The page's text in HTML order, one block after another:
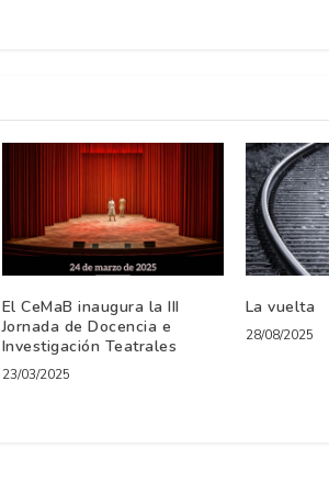
El CeMaB inaugura la III
Jornada de Docencia e
Investigación Teatrales
23/03/2025
La vuelta
28/08/2025